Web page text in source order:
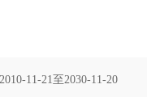
2010-11-21至2030-11-20